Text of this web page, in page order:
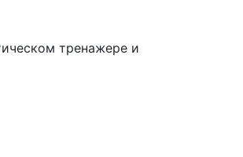
тренажере и